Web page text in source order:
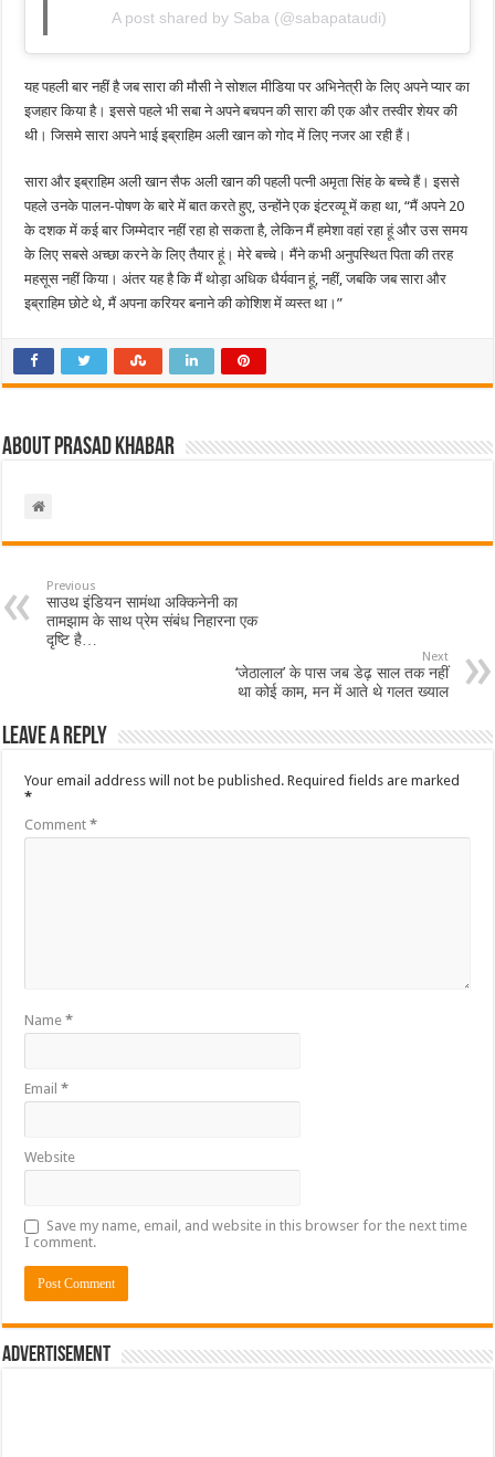
A post shared by Saba (@sabapataudi)
यह पहली बार नहीं है जब सारा की मौसी ने सोशल मीडिया पर अभिनेत्री के लिए अपने प्यार का
इजहार किया है। इससे पहले भी सबा ने अपने बचपन की सारा की एक और तस्वीर शेयर की
थी। जिसमे सारा अपने भाई इब्राहिम अली खान को गोद में लिए नजर आ रही हैं।
सारा और इब्राहिम अली खान सैफ अली खान की पहली पत्नी अमृता सिंह के बच्चे हैं। इससे
पहले उनके पालन-पोषण के बारे में बात करते हुए, उन्होंने एक इंटरव्यू में कहा था, “मैं अपने 20
के दशक में कई बार जिम्मेदार नहीं रहा हो सकता है, लेकिन मैं हमेशा वहां रहा हूं और उस समय
के लिए सबसे अच्छा करने के लिए तैयार हूं। मेरे बच्चे। मैंने कभी अनुपस्थित पिता की तरह
महसूस नहीं किया। अंतर यह है कि मैं थोड़ा अधिक धैर्यवान हूं, नहीं, जबकि जब सारा और
इब्राहिम छोटे थे, मैं अपना करियर बनाने की कोशिश में व्यस्त था।”
About Prasad Khabar
Previous
साउथ इंडियन सामंथा अक्किनेनी का
तामझाम के साथ प्रेम संबंध निहारना एक
दृष्टि है…
Next
‘जेठालाल’ के पास जब डेढ़ साल तक नहीं
था कोई काम, मन में आते थे गलत ख्याल
Leave a Reply
Your email address will not be published. Required fields are marked
*
Comment*
Name*
Email*
Website
Save my name, email, and website in this browser for the next time
I comment.
Advertisement